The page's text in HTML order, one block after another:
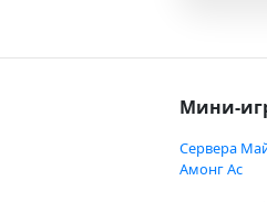
Мини-
Сервера
Амонг Ас